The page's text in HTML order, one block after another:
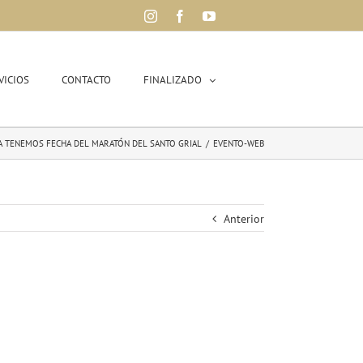
InstagramFacebookYouTube
CONTACTO FINALIZADO
TENEMOS FECHA DEL MARATÓN DEL SANTO GRIAL / EVENTO-WEB
Anterior